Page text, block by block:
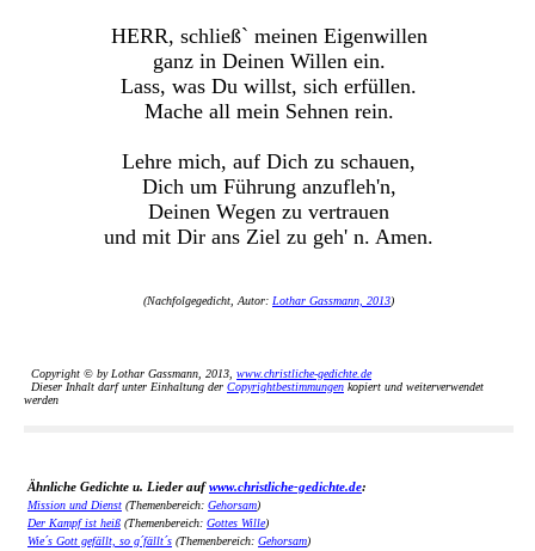
HERR, schließ` meinen Eigenwillen
ganz in Deinen Willen ein.
Lass, was Du willst, sich erfüllen.
Mache all mein Sehnen rein.
Lehre mich, auf Dich zu schauen,
Dich um Führung anzufleh'n,
Deinen Wegen zu vertrauen
und mit Dir ans Ziel zu geh' n. Amen.
(Nachfolgegedicht, Autor: Lothar Gassmann, 2013)
Copyright © by Lothar Gassmann, 2013, www.christliche-gedichte.de
Dieser Inhalt darf unter Einhaltung der Copyrightbestimmungen kopiert und weiterverwendet
werden
Ähnliche Gedichte u. Lieder aufwww.christliche-gedichte.de:
Mission und Dienst (Themenbereich: Gehorsam)
Der Kampf ist heiß (Themenbereich: Gottes Wille)
Wie´s Gott gefällt, so g´fällt´s (Themenbereich: Gehorsam)